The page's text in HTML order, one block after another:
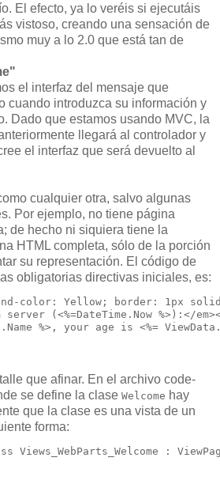
El efecto, ya lo veréis si ejecutáis
vistoso, creando una sensación de
muy a lo 2.0 que está tan de
el interfaz del mensaje que
cuando introduzca su información y
Dado que estamos usando MVC, la
llegará al controlador y
el interfaz que será devuelto al
cualquier otra, salvo algunas
Por ejemplo, no tiene página
de hecho ni siquiera tiene la
HTML completa, sólo de la porción
su representación. El código de
obligatorias directivas iniciales, es:
color: Yellow; border: 1px
server (<%=DateTime.Now %>):</
%>, your age is <%=
que afinar. En el archivo code-
se define la clase Welcome hay
que la clase es una vista de un
forma:
Views_WebParts_Welcome :